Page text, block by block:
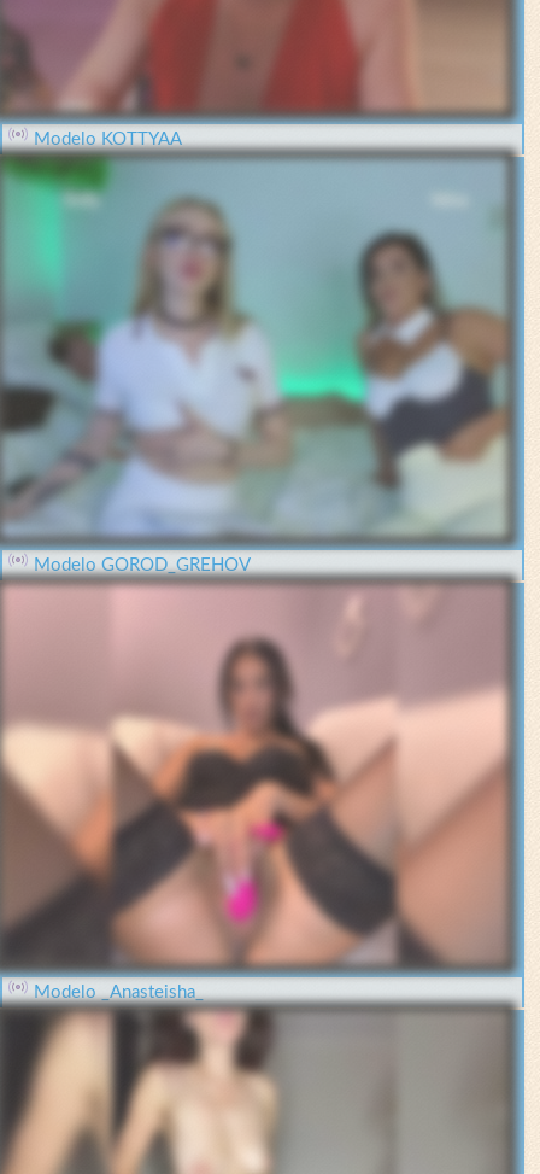
Modelo KOTTYAA
Modelo GOROD_GREHOV
Modelo _Anasteisha_